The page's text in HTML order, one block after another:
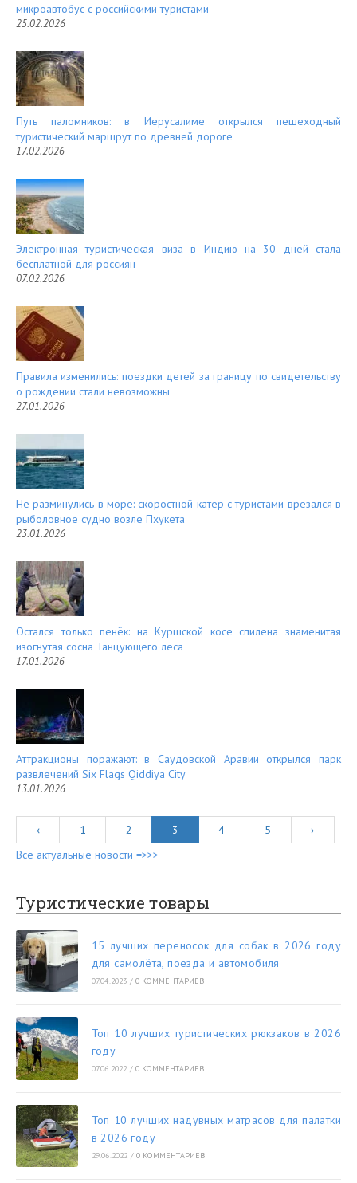
микроавтобус с российскими туристами
25.02.2026
Путь паломников: в Иерусалиме открылся пешеходный
туристический маршрут по древней дороге
17.02.2026
Электронная туристическая виза в Индию на 30 дней стала
бесплатной для россиян
07.02.2026
Правила изменились: поездки детей за границу по свидетельству
о рождении стали невозможны
27.01.2026
Не разминулись в море: скоростной катер с туристами врезался в
рыболовное судно возле Пхукета
23.01.2026
Остался только пенёк: на Куршской косе спилена знаменитая
изогнутая сосна Танцующего леса
17.01.2026
Аттракционы поражают: в Саудовской Аравии открылся парк
развлечений Six Flags Qiddiya City
13.01.2026
‹ 1 2 3 4 5
›
Все актуальные новости =>>>
Туристические товары
15 лучших переносок для собак в 2026 году
для самолёта, поезда и автомобиля
07.04.2023 / 0 КОММЕНТАРИЕВ
Топ 10 лучших туристических рюкзаков в 2026
году
07.06.2022 / 0 КОММЕНТАРИЕВ
Топ 10 лучших надувных матрасов для палатки
в 2026 году
29.06.2022 / 0 КОММЕНТАРИЕВ